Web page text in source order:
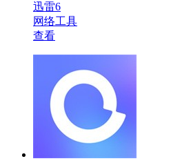
迅雷6
网络工具
查看